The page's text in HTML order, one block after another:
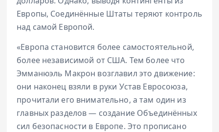
Европы, Соединённые Штаты теряют контроль
над самой Европой.
«Европа становится более самостоятельной,
более независимой от США. Тем более что
Эмманюэль Макрон возглавил это движение:
они наконец взяли в руки Устав Евросоюза,
прочитали его внимательно, а там один из
главных разделов — создание Объединённых
сил безопасности в Европе. Это прописано